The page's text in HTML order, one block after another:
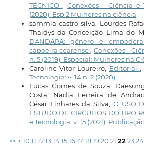
TÉCNICO
,Conexões - Ciência e
(2020): Esp.2 Mulheres na ciência
sammia castro silva, Lourdes
Thaidys da Conceição Lima do
DANDARA: gênero e
capoeira cearense
Conexões -
n. 5 (2019): Especial: Mulheres na
Caroline Vitor Loureiro, Editorial ,
Tecnologia: v. 14 n. 2 (2020)
Lucas Gomes de Souza,
Costa, Nadia Ferreira de
César Linhares da Silva, O USO
ESTUDO DE CIRCUITOS DO TIPO
e Tecnologia: v. 15 (2021):
<< < 10 11 12 13 14 15 16 17 18 19 20 21 22 23 24